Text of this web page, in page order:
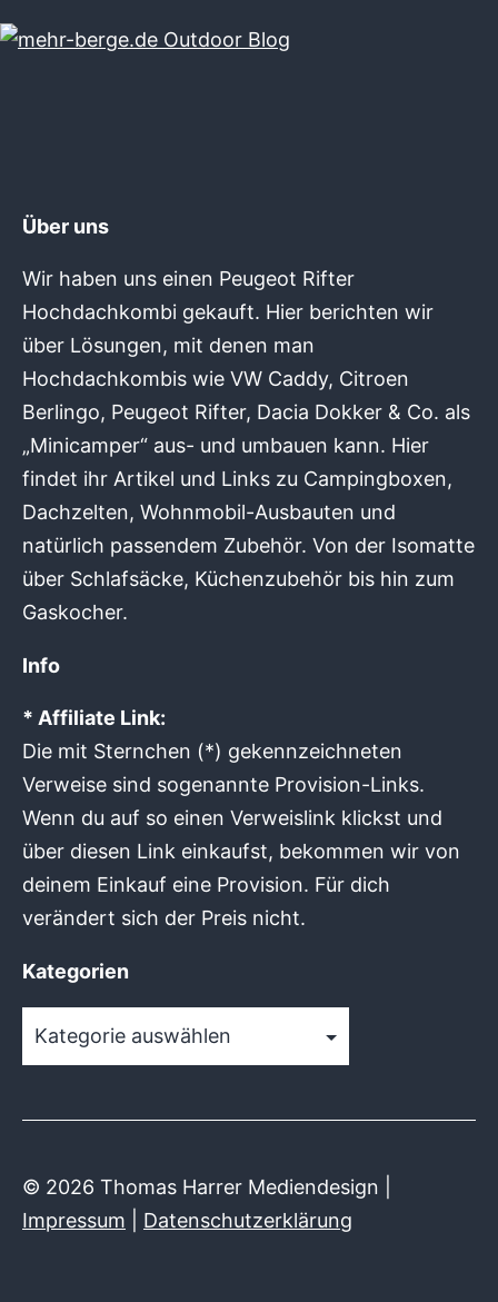
Über uns
Wir haben uns einen Peugeot Rifter
Hochdachkombi gekauft. Hier berichten wir
über Lösungen, mit denen man
Hochdachkombis wie VW Caddy, Citroen
Berlingo, Peugeot Rifter, Dacia Dokker & Co. als
„Minicamper“ aus- und umbauen kann. Hier
findet ihr Artikel und Links zu Campingboxen,
Dachzelten, Wohnmobil-Ausbauten und
natürlich passendem Zubehör. Von der Isomatte
über Schlafsäcke, Küchenzubehör bis hin zum
Gaskocher.
Info
* Affiliate Link:
Die mit Sternchen (*) gekennzeichneten
Verweise sind sogenannte Provision-Links.
Wenn du auf so einen Verweislink klickst und
über diesen Link einkaufst, bekommen wir von
deinem Einkauf eine Provision. Für dich
verändert sich der Preis nicht.
Kategorien
Kategorien
© 2026 Thomas Harrer Mediendesign |
Impressum
Datenschutzerklärung